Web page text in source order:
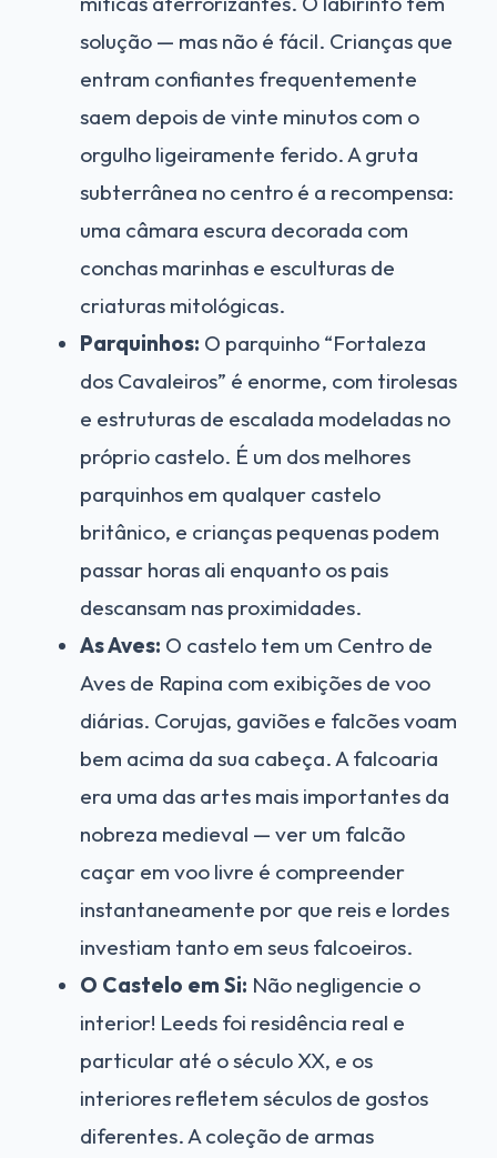
solução — mas não é fácil. Crianças que
entram confiantes frequentemente
saem depois de vinte minutos com o
orgulho ligeiramente ferido. A gruta
subterrânea no centro é a recompensa:
uma câmara escura decorada com
conchas marinhas e esculturas de
criaturas mitológicas.
Parquinhos: O parquinho “Fortaleza
dos Cavaleiros” é enorme, com tirolesas
e estruturas de escalada modeladas no
próprio castelo. É um dos melhores
parquinhos em qualquer castelo
britânico, e crianças pequenas podem
passar horas ali enquanto os pais
descansam nas proximidades.
As Aves: O castelo tem um Centro de
Aves de Rapina com exibições de voo
diárias. Corujas, gaviões e falcões voam
bem acima da sua cabeça. A falcoaria
era uma das artes mais importantes da
nobreza medieval — ver um falcão
caçar em voo livre é compreender
instantaneamente por que reis e lordes
investiam tanto em seus falcoeiros.
O Castelo em Si: Não negligencie o
interior! Leeds foi residência real e
particular até o século XX, e os
interiores refletem séculos de gostos
diferentes. A coleção de armas